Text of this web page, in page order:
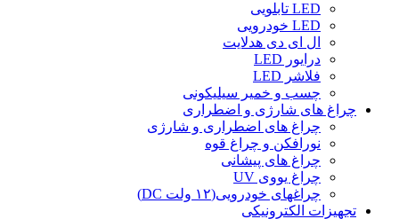
LED تابلویی
LED خودرویی
ال ای دی هدلایت
درایور LED
فلاشر LED
چسب و خمیر سیلیکونی
چراغ های شارژی و اضطراری
چراغ های اضطراری و شارژی
نورافکن و چراغ قوه
چراغ های پیشانی
چراغ یووی UV
چراغهای خودرویی(۱۲ ولت DC)
تجهیزات الکترونیکی